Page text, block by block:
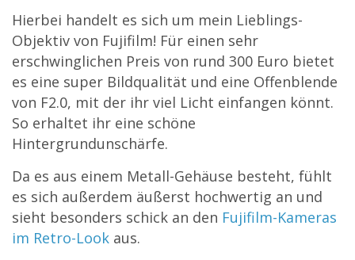
Hierbei handelt es sich um mein Lieblings-
Objektiv von Fujifilm! Für einen sehr
erschwinglichen Preis von rund 300 Euro bietet
es eine super Bildqualität und eine Offenblende
von F2.0, mit der ihr viel Licht einfangen könnt.
So erhaltet ihr eine schöne
Hintergrundunschärfe.
Da es aus einem Metall-Gehäuse besteht, fühlt
es sich außerdem äußerst hochwertig an und
sieht besonders schick an den Fujifilm-Kameras
im Retro-Look aus.